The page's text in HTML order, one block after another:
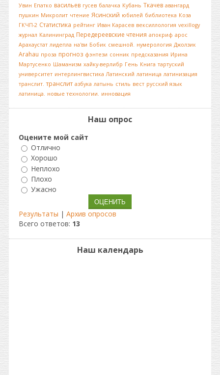
Увин Епатко васильев гусев балачка Кубань Ткачев авангард
пушкин Микролит чтение Ясинский юбилей библиотека Коза
ГКЧП-2 Статистика рейтинг Иван Карасев вексиллология vexillogy
журнал Калининград Передереевские чтения апокриф арос
Арахаустат лидепла на'ви Бобик смешной. нумерология Джолзик
Arahau проза прогноз фэнтези сонник предсказания Ирина
Мартусенко Шаманизм хайку-верлибр Гень Книга тартуский
университет интерлингвистика Латинский латиница латинизация
транслит. транслит азбука латынь стиль вест русский язык
латиница. новые технологии. инновация
Наш опрос
Оцените мой сайт
Отлично
Хорошо
Неплохо
Плохо
Ужасно
Результаты | Архив опросов
Всего ответов: 13
Наш календарь